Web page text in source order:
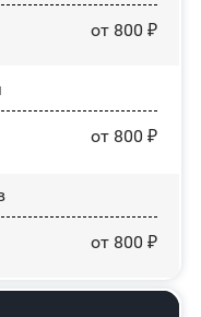
от 800 ₽
от 800 ₽
от 800 ₽